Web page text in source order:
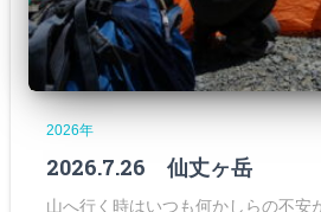
2026年
2026.7.26 仙丈ヶ岳
山へ行く時はいつも何かしらの不安